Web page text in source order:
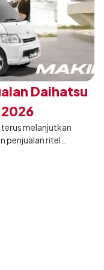
Daihatsu
melanjutkan
penjualan ritel
tersebut tumbuh
lalu sebanyak
Juni 2026 lalu.